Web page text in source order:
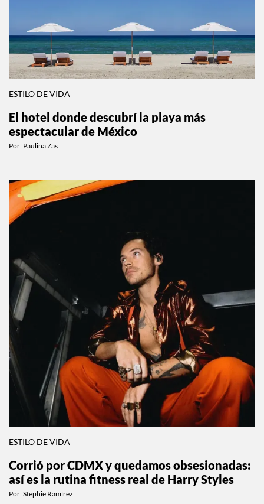
ESTILO DE VIDA
El hotel donde descubrí la playa más
espectacular de México
Por: Paulina Zas
ESTILO DE VIDA
Corrió por CDMX y quedamos obsesionadas:
así es la rutina fitness real de Harry Styles
Por:Stephie Ramírez